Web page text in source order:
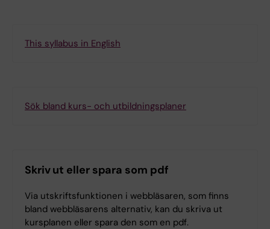
This syllabus in English
Sök bland kurs- och utbildningsplaner
Skriv ut eller spara som pdf
Via utskriftsfunktionen i webbläsaren, som finns
bland webbläsarens alternativ, kan du skriva ut
kursplanen eller spara den som en pdf.